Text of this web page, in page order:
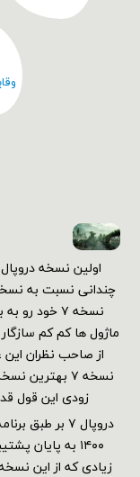
نسخه ۷ خود
نسخه ۷
زودی این قول
دروپال ۷ بر
۱۴۰۰ به
زیادی که از این